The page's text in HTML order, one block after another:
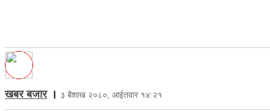
खबर बजार। ३ बैशाख २०८०, आईतवार १४:२१